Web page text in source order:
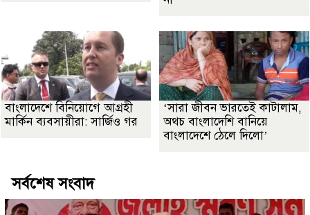
বাংলাদেশে বিনিয়োগে আগ্রহী
মার্কিন ব্যবসায়ীরা: সার্জিও গর
‘সারা জীবন ভারতেই কাটালাম,
অথচ বাংলাদেশি বানিয়ে
বাংলাদেশে ঠেলে দিলো’
সর্বশেষ সংবাদ